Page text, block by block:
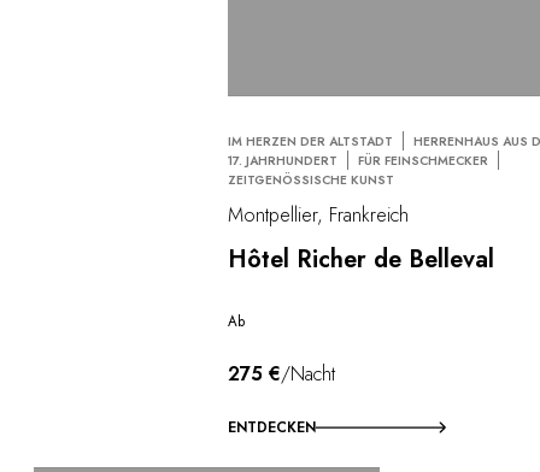
IM HERZEN DER ALTSTADT
HERRENHAUS AUS
17. JAHRHUNDERT
FÜR FEINSCHMECKER
ZEITGENÖSSISCHE KUNST
Montpellier, Frankreich
Hôtel Richer de Belleval
Ab
275 €/Nacht
ENTDECKEN